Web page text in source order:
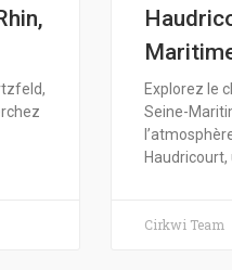
Explorez le
Seine-
Haudricourt,
Cirkwi Team